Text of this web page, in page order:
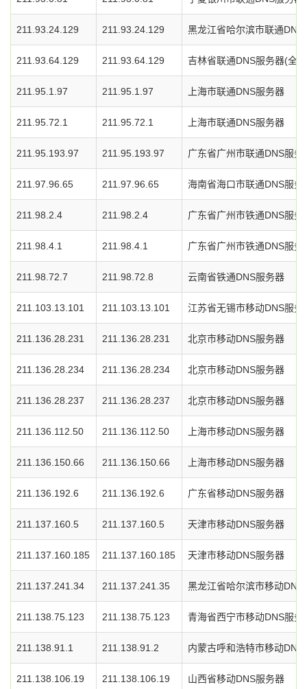
211.93.24.129 211.93.24.129 黑龙江省哈尔滨市联通DNS
211.93.64.129 211.93.64.129 吉林省联通DNS服务器(全
211.95.1.97 211.95.1.97 上海市联通DNS服务器
211.95.72.1 211.95.72.1 上海市联通DNS服务器
211.95.193.97 211.95.193.97 广东省广州市联通DNS服务
211.97.96.65 211.97.96.65 海南省海口市联通DNS服务
211.98.2.4 211.98.2.4 广东省广州市铁通DNS服务
211.98.4.1 211.98.4.1 广东省广州市铁通DNS服务
211.98.72.7 211.98.72.8 云南省铁通DNS服务器
211.103.13.101 211.103.13.101 江苏省无锡市移动DNS服务
211.136.28.231 211.136.28.231 北京市移动DNS服务器
211.136.28.234 211.136.28.234 北京市移动DNS服务器
211.136.28.237 211.136.28.237 北京市移动DNS服务器
211.136.112.50 211.136.112.50 上海市移动DNS服务器
211.136.150.66 211.136.150.66 上海市移动DNS服务器
211.136.192.6 211.136.192.6 广东省移动DNS服务器
211.137.160.5 211.137.160.5 天津市移动DNS服务器
211.137.160.185 211.137.160.185 天津市移动DNS服务器
211.137.241.34 211.137.241.35 黑龙江省哈尔滨市移动DNS
211.138.75.123 211.138.75.123 青海省西宁市移动DNS服务
211.138.91.1 211.138.91.2 内蒙古呼和浩特市移动DNS
211.138.106.19 211.138.106.19 山西省移动DNS服务器